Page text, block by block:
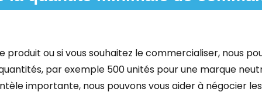
produit ou si vous souhaitez le commercialiser, nous
par exemple 500 unités pour une marque
importante, nous pouvons vous aider à négocier